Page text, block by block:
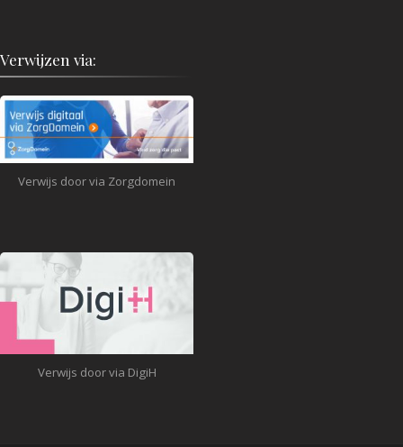
Verwijzen via:
Verwijs door via Zorgdomein
Verwijs door via DigiH